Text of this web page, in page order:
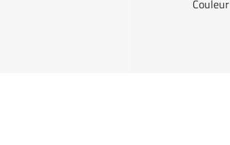
Couleur